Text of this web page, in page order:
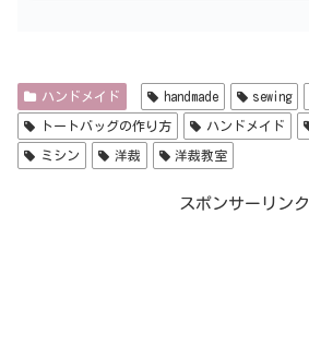
ハンドメイド handmade sewing
トートバッグの作り方 ハンドメイド
ミシン 洋裁 洋裁教室
スポンサーリンク